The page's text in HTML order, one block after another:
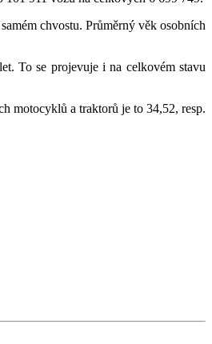
chvostu. Průměrný věk osobních
To se projevuje i na celkovém stavu
motocyklů a traktorů je to 34,52, resp.